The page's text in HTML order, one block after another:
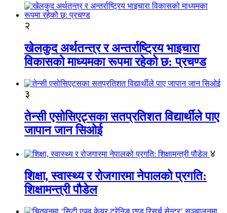
२
खेलकुद अर्थतन्त्र र अन्तर्राष्ट्रिय भाइचारा
विकासको माध्यमका रूपमा रहेको छ: प्रचण्ड
३
तेन्सी एसोसिएट्सका सतप्रतिशत विद्यार्थीले पाए
जापान जान सिओई
४
शिक्षा, स्वास्थ्य र रोजगारमा नेपालको प्रगति:
शिक्षामन्त्री पौडेल